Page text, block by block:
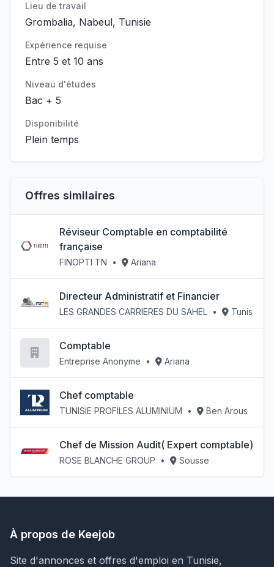
Lieu de travail
Grombalia, Nabeul, Tunisie
Expérience requise
Entre 5 et 10 ans
Niveau d'études
Bac + 5
Disponibilité
Plein temps
Offres similaires
Réviseur Comptable en comptabilité
française
FINOPTI TN • Ariana
Directeur Administratif et Financier
LES GRANDES CARRIERES DU SAHEL • Tunis
Comptable
Entreprise Anonyme • Ariana
Chef comptable
TUNISIE PROFILES ALUMINIUM • Ben Arous
Chef de Mission Audit( Expert comptable)
ROSE BLANCHE GROUP • Sousse
À propos de Keejob
Site d'annonces et offres d'emploi en Tunisie,